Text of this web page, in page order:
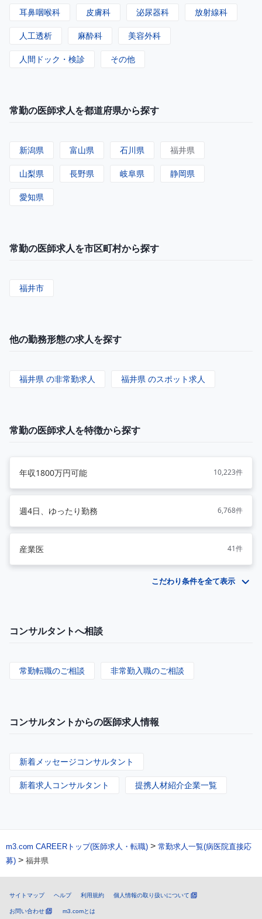
耳鼻咽喉科 皮膚科 泌尿器科 放射線科
人工透析 麻酔科 美容外科
人間ドック・検診 その他
常勤の医師求人を都道府県から探す
新潟県 富山県 石川県 福井県
山梨県 長野県 岐阜県 静岡県
愛知県
常勤の医師求人を市区町村から探す
福井市
他の勤務形態の求人を探す
福井県 の非常勤求人 福井県 のスポット求人
常勤の医師求人を特徴から探す
年収1800万円可能 10,223件
週4日、ゆったり勤務 6,768件
産業医 41件
こだわり条件を全て表示
コンサルタントへ相談
常勤転職のご相談 非常勤入職のご相談
コンサルタントからの医師求人情報
新着メッセージコンサルタント
新着求人コンサルタント 提携人材紹介企業一覧
m3.com CAREERトップ(医師求人・転職) > 常勤求人一覧(病医院直接応
募) > 福井県
サイトマップ ヘルプ 利用規約 個人情報の取り扱いについて
お問い合わせ m3.comとは